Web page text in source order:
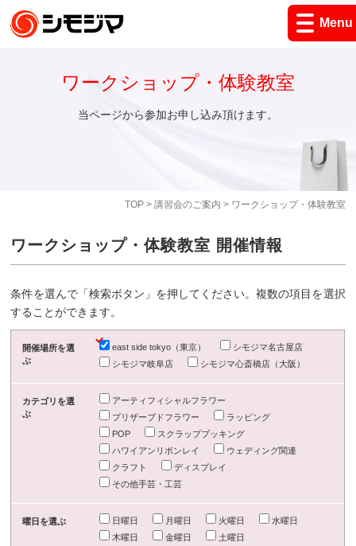
Menu
TOP> 講習会のご案内 > ワークショップ・体験教室
ワークショップ・体験教室
当ページから参加お申し込み頂けます。
ワークショップ・体験教室 開催情報
条件を選んで「検索ボタン」を押してください。複数の項目を選択
することができます。
開催場所を選
ぶ
east side tokyo（東京）
シモジマ名古屋店
シモジマ岐阜店
シモジマ心斎橋店（大阪）
カテゴリを選
ぶ
アーティフィシャルフラワー
プリザーブドフラワー
ラッピング
POP
スクラップブッキング
ハワイアンリボンレイ
ウェディング関連
クラフト
ディスプレイ
その他手芸・工芸
曜日を選ぶ 日曜日 月曜日 火曜日
水曜日
木曜日
金曜日 土曜日